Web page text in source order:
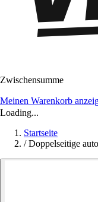
Zwischensumme
Meinen Warenkorb
Loading...
Startseite
/ Doppelseitige